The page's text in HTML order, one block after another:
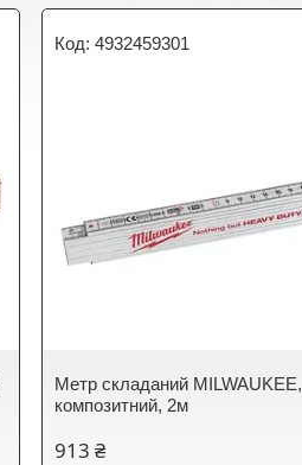
4932459301
Метр складаний MILWAUKEE,
композитний, 2м
913 ₴